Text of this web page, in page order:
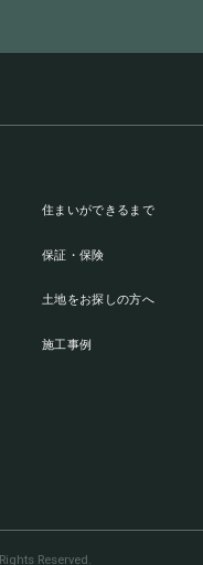
住まいができるまで
保証・保険
土地をお探しの方へ
施工事例
Reserved.